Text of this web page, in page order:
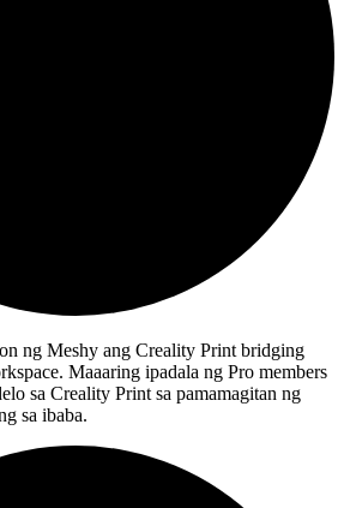
ng Meshy ang Creality Print bridging
Maaaring ipadala ng Pro members
sa Creality Print sa pamamagitan ng
sa ibaba.